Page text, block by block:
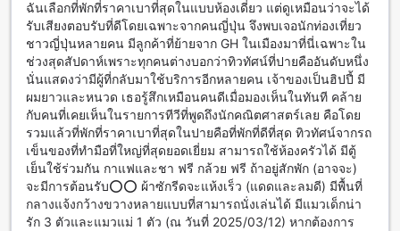
สิ่งอำนวยความสะดวกในการเดินทางที่ Chilling Hill
Guesthouse
Chilling Hill Guesthouse ให้บริการสิ่งอำนวยความสะดวกในการ
เดินทางอย่างครบวงจร ที่พักมีบริการทัวร์เพื่อช่วยให้คุณสามารถ
สำรวจปายและสถานที่ท่องเที่ยวที่น่าตื่นตาตื่นใจได้อย่างง่ายดาย
นอกจากนี้ยังมีบริการรถตู้และรถแท็กซี่เพื่อความสะดวกในการ
เดินทางไปยังสถานที่ต่างๆ ที่คุณต้องการได้
นอกจากการบริการทัวร์และรถแท็กซี่ ที่พักยังมีบริการจองตั๋วและ
บริการจองรถเพื่อให้คุณสามารถเดินทางไปยังสถานที่ต่างๆ อย่าง
สะดวกสบาย นอกจากนี้ยังมีที่จอดรถในสถานที่และสถานที่จอดรถ
ฟรีให้บริการสำหรับแขกของ Chilling Hill Guesthouse
ฉันเลือกที่พักที่ราคาเบาที่สุดในแบบห้องเดี่ยว แต่ดูเหมือนว่าจะได้
รับเสียงตอบรับที่ดีโดยเฉพาะจากคนญี่ปุ่น จึงพบเจอนักท่องเที่ยว
ชาวญี่ปุ่นหลายคน มีลูกค้าที่ย้ายจาก GH ในเมืองมาที่นี่เฉพาะใน
ช่วงสุดสัปดาห์เพราะทุกคนต่างบอกว่าทิวทัศน์ที่ปายคืออันดับหนึ่ง
นั่นแสดงว่ามีผู้ที่กลับมาใช้บริการอีกหลายคน เจ้าของเป็นฮิปปี้ มี
ผมยาวและหนวด เธอรู้สึกเหมือนคนดีเมื่อมองเห็นในทันที คล้าย
กับคนที่เคยเห็นในรายการทีวีที่พูดถึงนักคณิตศาสตร์เลย คือโดย
รวมแล้วที่พักที่ราคาเบาที่สุดในปายคือที่พักที่ดีที่สุด ทิวทัศน์จากรถ
เข็นของที่ทำมือที่ใหญ่ที่สุดยอดเยี่ยม สามารถใช้ห้องครัวได้ มีตู้
เย็นใช้ร่วมกัน กาแฟและชา ฟรี กล้วย ฟรี ถ้าอยู่สักพัก (อาจจะ)
จะมีการต้อนรับ⭕️⭕️ ผ้าซักรีดจะแห้งเร็ว (แดดและลมดี) มีพื้นที่
กลางแจ้งกว้างขวางหลายแบบที่สามารถนั่งเล่นได้ มีแมวเด็กน่า
รัก 3 ตัวและแมวแม่ 1 ตัว (ณ วันที่ 2025/03/12) หากต้องการ